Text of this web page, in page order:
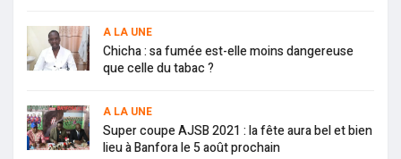
A LA UNE
Chicha : sa fumée est-elle moins dangereuse
que celle du tabac ?
A LA UNE
Super coupe AJSB 2021 : la fête aura bel et bien
lieu à Banfora le 5 août prochain